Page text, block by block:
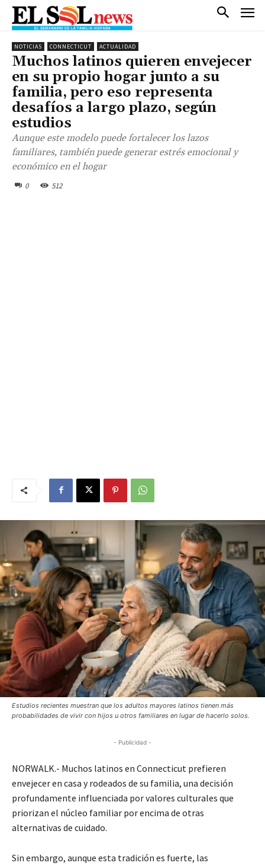
NOTICIAS CONNECTICUT ACTUALIDAD
Muchos latinos quieren envejecer
en su propio hogar junto a su
familia, pero eso representa
desafíos a largo plazo, según
estudios
Aunque este modelo puede fortalecer los lazos
familiares, también puede generar estrés emocional y
económico en el hogar
0 512
Estudios recientes muestran que los adultos mayores latinos tienen más
probabilidades de vivir con hijos u otros familiares en lugar de hacerlo solos.
- Publicidad -
NORWALK.- Muchos latinos en Connecticut prefieren
envejecer en casa y rodeados de su familia, una decisión
profundamente influenciada por valores culturales que
priorizan el núcleo familiar por encima de otras
alternativas de cuidado.
Sin embargo, aunque esta tradición es fuerte, las